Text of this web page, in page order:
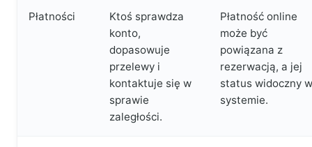
Płatności
Ktoś sprawdza
konto,
dopasowuje
przelewy i
kontaktuje się w
sprawie
zaległości.
Płatność online
może być
powiązana z
rezerwacją, a jej
status widoczny w
systemie.